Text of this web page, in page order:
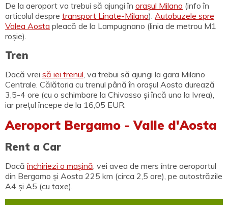
De la aeroport va trebui să ajungi în orașul Milano (info în
articolul despre transport Linate-Milano). Autobuzele spre
Valea Aosta pleacă de la Lampugnano (linia de metrou M1
roșie).
Tren
Dacă vrei să iei trenul, va trebui să ajungi la gara Milano
Centrale. Călătoria cu trenul până în orașul Aosta durează
3,5-4 ore (cu o schimbare la Chivasso și încă una la Ivrea),
iar prețul începe de la 16,05 EUR.
Aeroport Bergamo - Valle d'Aosta
Rent a Car
Dacăînchiriezi o mașină, vei avea de mers între aeroportul
din Bergamo și Aosta 225 km (circa 2,5 ore), pe autostrăzile
A4 și A5 (cu taxe).